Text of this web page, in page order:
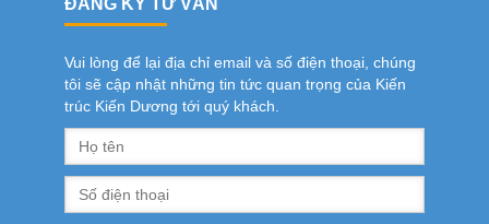
Vui lòng để lại địa chỉ email và số điện thoại, chúng
tôi sẽ cập nhật những tin tức quan trọng của Kiến
trúc Kiến Dương tới quý khách.